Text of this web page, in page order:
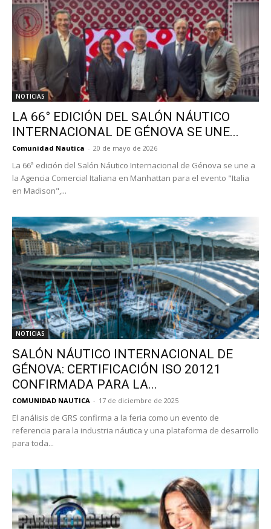
NOTICIAS
LA 66° EDICIÓN DEL SALÓN NÁUTICO
INTERNACIONAL DE GÉNOVA SE UNE...
Comunidad Nautica - 20 de mayo de 2026
La 66ª edición del Salón Náutico Internacional de Génova se une a
la Agencia Comercial Italiana en Manhattan para el evento "Italia
en Madison",...
NOTICIAS
SALÓN NÁUTICO INTERNACIONAL DE
GÉNOVA: CERTIFICACIÓN ISO 20121
CONFIRMADA PARA LA...
COMUNIDAD NAUTICA - 17 de diciembre de 2025
El análisis de GRS confirma a la feria como un evento de
referencia para la industria náutica y una plataforma de desarrollo
para toda...